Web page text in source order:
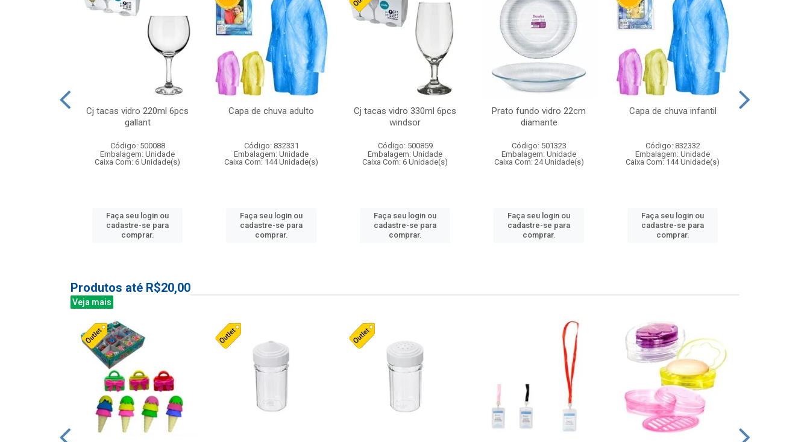
Cj tacas vidro 220ml 6pcs
gallant
Código: 500088
Embalagem: Unidade
Caixa Com: 6 Unidade(s)
Faça seu login ou
cadastre-se para
comprar.
Capa de chuva adulto
Código: 832331
Embalagem: Unidade
Caixa Com: 144 Unidade(s)
Faça seu login ou
cadastre-se para
comprar.
Cj tacas vidro 330ml 6pcs
windsor
Código: 500859
Embalagem: Unidade
Caixa Com: 6 Unidade(s)
Faça seu login ou
cadastre-se para
comprar.
Prato fundo vidro 22cm
diamante
Código: 501323
Embalagem: Unidade
Caixa Com: 24 Unidade(s)
Faça seu login ou
cadastre-se para
comprar.
Capa de chuva infantil
Código: 832332
Embalagem: Unidade
Caixa Com: 144 Unidade(s)
Faça seu login ou
cadastre-se para
comprar.
Produtos até R$20,00
Veja mais